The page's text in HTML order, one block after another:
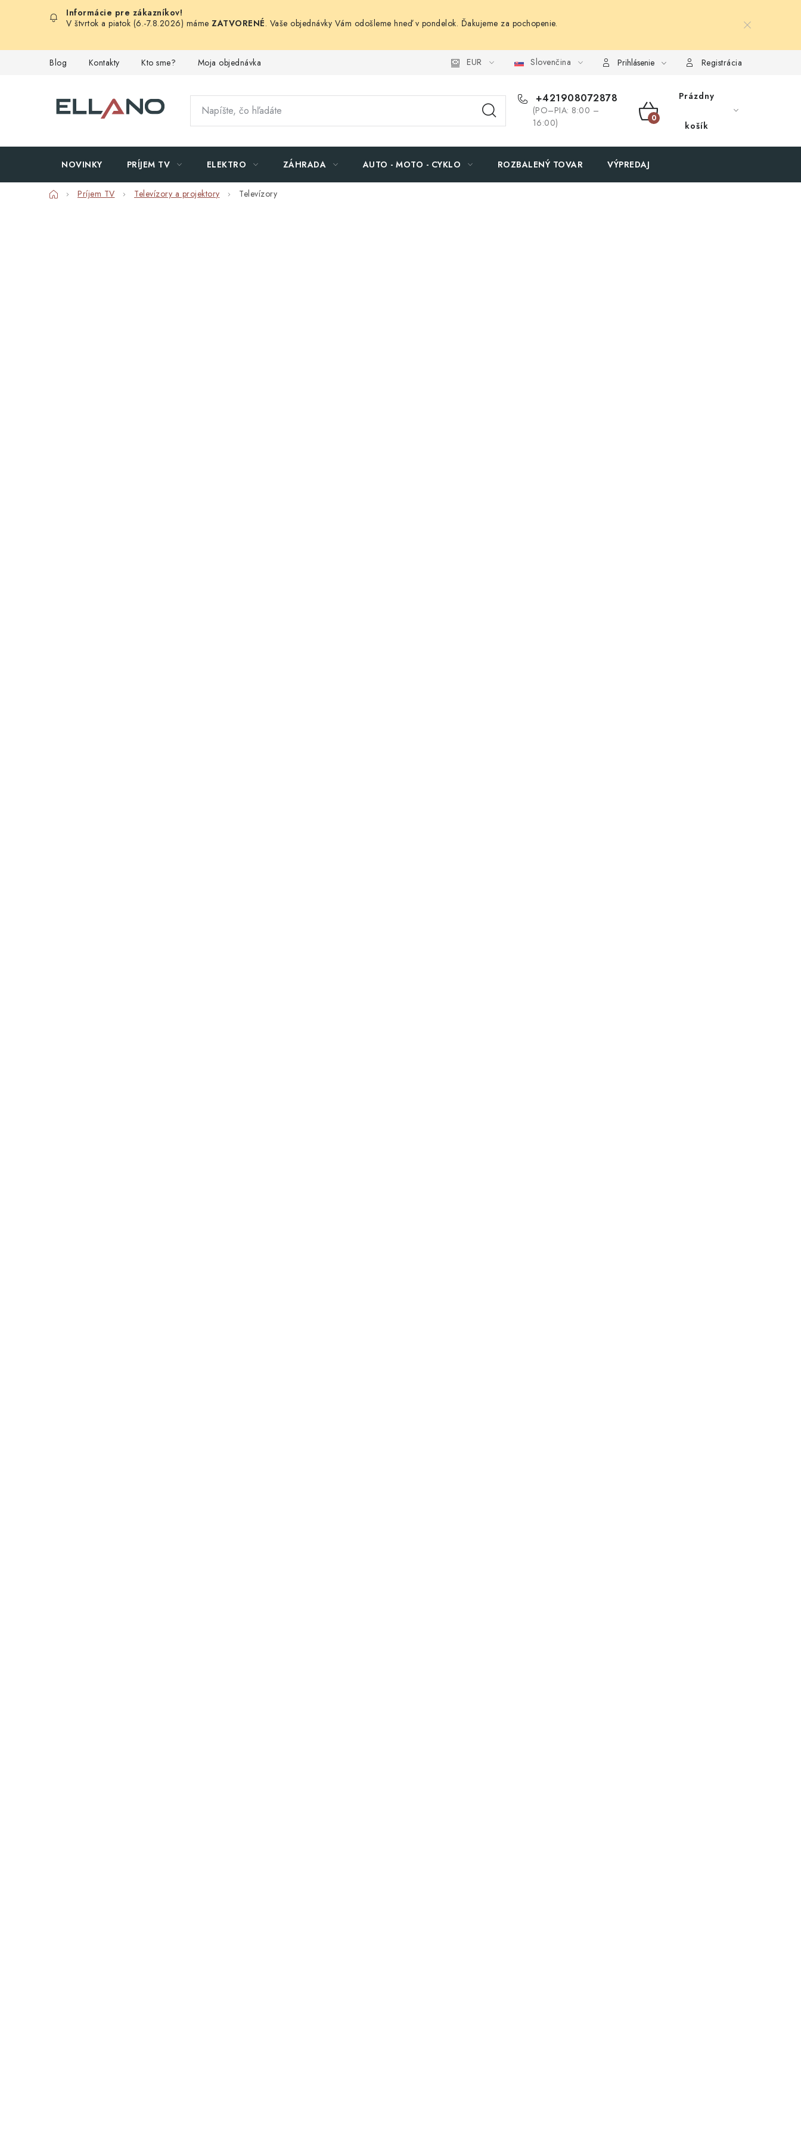
V štvrtok a piatok (6.-7.8.2026) máme ZATVORENÉ. Vaše objednávky Vám odošleme hneď v pondelok. Ďakujeme za pochopenie.
Blog Kontakty Kto sme? Moja objednávka EUR Slovenčina Prihlásenie Registrácia
+421908072878
(PO–PIA: 8:00 –
16:00)
NÁKUPNÝ
Prázdny
košík
NOVINKY PRÍJEM TV ELEKTRO ZÁHRADA AUTO - MOTO - CYKLO ROZBALENÝ TOVAR VÝPREDAJ
DomovPríjem TV Televízory a projektory Televízory